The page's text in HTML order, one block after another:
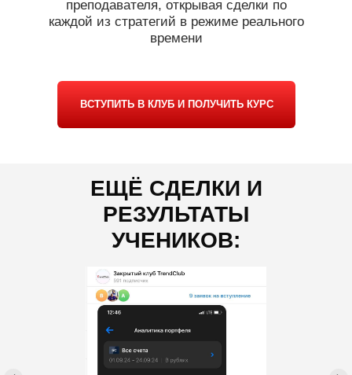
преподавателя, открывая сделки по
каждой из стратегий в режиме реального
времени
ВСТУПИТЬ В КЛУБ И ПОЛУЧИТЬ КУРС
ЕЩЁ СДЕЛКИ И
РЕЗУЛЬТАТЫ
УЧЕНИКОВ: